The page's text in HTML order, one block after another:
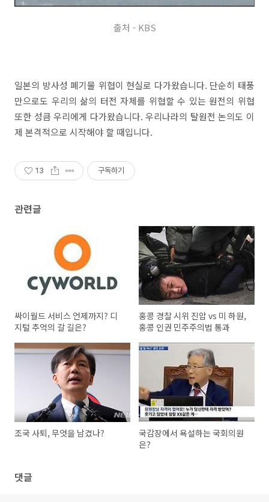
출처 - KBS
일본의 방사성 폐기물 위협이 현실로 다가왔습니다. 단순히 태풍
만으로도 우리의 삶의 터전 자체를 위협할 수 있는 원전의 위협
또한 성큼 우리에게 다가왔습니다. 우리나라의 탈원전 논의도 이
제 본격적으로 시작해야 할 때입니다.
13 구독하기
관련글
싸이월드 서비스 언제까지? 디
지털 추억의 갈 길은?
홍콩 경찰 시위 진압 vs 미 하원,
홍콩 인권 민주주의법 통과
조국 사퇴, 무엇을 남겼나?
국감장에서 욕설하는 국회의원
은?
댓글